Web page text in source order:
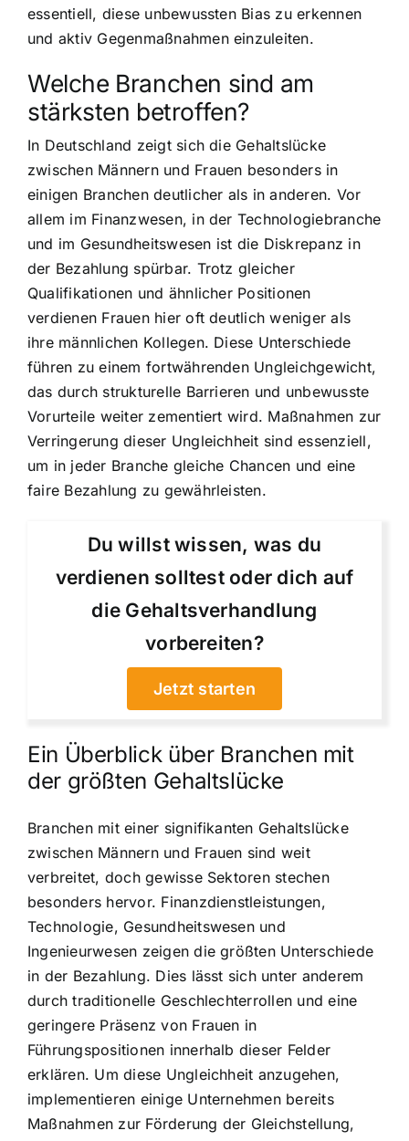
essentiell, diese unbewussten Bias zu erkennen
und aktiv Gegenmaßnahmen einzuleiten.
Welche Branchen sind am
stärksten betroffen?
In Deutschland zeigt sich die Gehaltslücke
zwischen Männern und Frauen besonders in
einigen Branchen deutlicher als in anderen. Vor
allem im Finanzwesen, in der Technologiebranche
und im Gesundheitswesen ist die Diskrepanz in
der Bezahlung spürbar. Trotz gleicher
Qualifikationen und ähnlicher Positionen
verdienen Frauen hier oft deutlich weniger als
ihre männlichen Kollegen. Diese Unterschiede
führen zu einem fortwährenden Ungleichgewicht,
das durch strukturelle Barrieren und unbewusste
Vorurteile weiter zementiert wird. Maßnahmen zur
Verringerung dieser Ungleichheit sind essenziell,
um in jeder Branche gleiche Chancen und eine
faire Bezahlung zu gewährleisten.
Du willst wissen, was du
verdienen solltest oder dich auf
die Gehaltsverhandlung
vorbereiten?
Jetzt starten
Ein Überblick über Branchen mit
der größten Gehaltslücke
Branchen mit einer signifikanten Gehaltslücke
zwischen Männern und Frauen sind weit
verbreitet, doch gewisse Sektoren stechen
besonders hervor. Finanzdienstleistungen,
Technologie, Gesundheitswesen und
Ingenieurwesen zeigen die größten Unterschiede
in der Bezahlung. Dies lässt sich unter anderem
durch traditionelle Geschlechterrollen und eine
geringere Präsenz von Frauen in
Führungspositionen innerhalb dieser Felder
erklären. Um diese Ungleichheit anzugehen,
implementieren einige Unternehmen bereits
Maßnahmen zur Förderung der Gleichstellung,